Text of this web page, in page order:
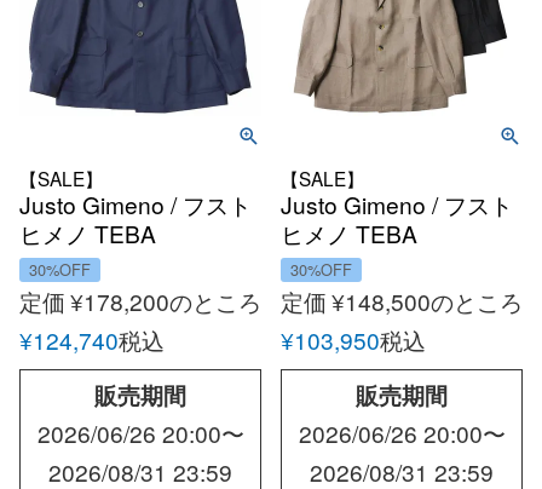
【SALE】
Justo Gimeno / フスト
ヒメノ TEBA
CLASSIC VBCウール
ホップサックジャケッ
ト
30%OFF
定価¥178,200のところ
¥124,740税込
販売期間
2026/06/26 20:00〜
2026/08/31 23:59
【SALE】
Justo Gimeno / フスト
ヒメノ TEBA
CLASSICリネンジャケ
ット
30%OFF
定価¥148,500のところ
¥103,950税込
販売期間
2026/06/26 20:00〜
2026/08/31 23:59